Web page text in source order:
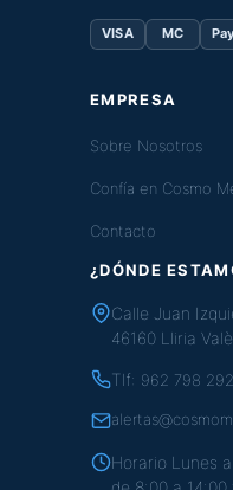
VISA MC
EMPRESA
Sobre Nosotros
Confía en Cosmo
Contacto
¿DÓNDE
Calle Juan
46160 Lliria
Tlf: 962 798 292
Horario Lunes